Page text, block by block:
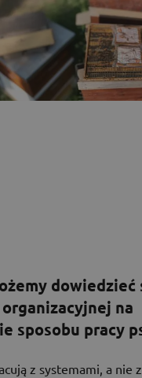
dowiedzieć
na
sposobu pracy
z systemami, a nie z